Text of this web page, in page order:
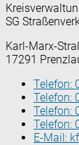
SG
Karl-Marx-
17291
Telefon:
Telefon:
Telefon:
Telefon:
E-Mail: